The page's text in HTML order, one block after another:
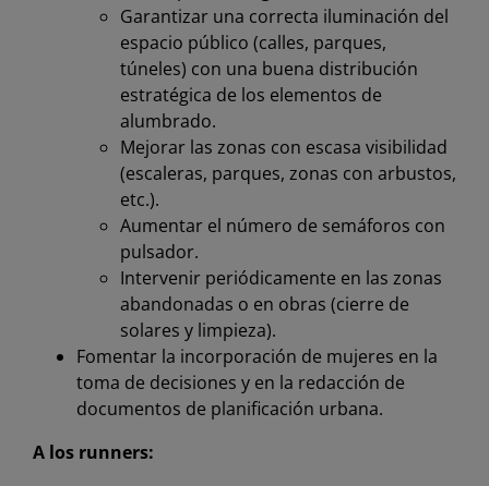
Garantizar una correcta iluminación del
espacio público (calles, parques,
túneles) con una buena distribución
estratégica de los elementos de
alumbrado.
Mejorar las zonas con escasa visibilidad
(escaleras, parques, zonas con arbustos,
etc.).
Aumentar el número de semáforos con
pulsador.
Intervenir periódicamente en las zonas
abandonadas o en obras (cierre de
solares y limpieza).
Fomentar la incorporación de mujeres en la
toma de decisiones y en la redacción de
documentos de planificación urbana.
A los runners: